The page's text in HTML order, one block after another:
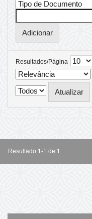
Resultados/Página
Resultado 1-1 de 1.